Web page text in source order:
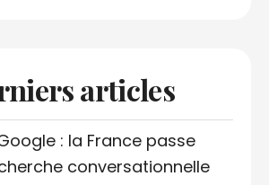
articles
: la France passe
conversationnelle